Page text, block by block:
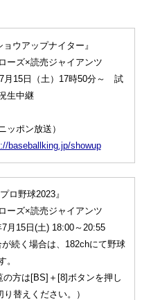
ウアップナイター』
ーズ×読売ジャイアンツ
月15日（土）17時50分～ 試
生中継
ッポン放送）
baseballking.jp/showup
野球2023』
ーズ×読売ジャイアンツ
月15日(土) 18:00～20:55
続く場合は、182chにて野球
。
の方は[BS]＋[8]ボタンを押し
替えください。）